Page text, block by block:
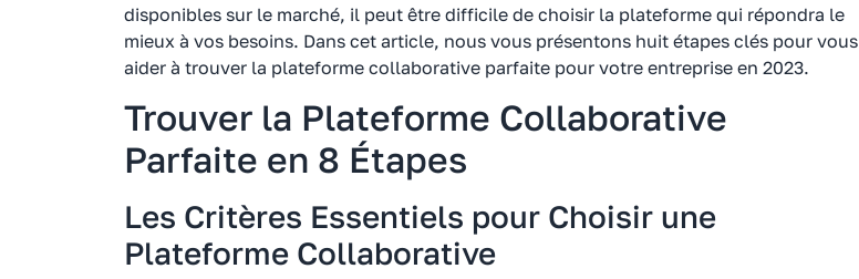
disponibles sur le marché, il peut être difficile de choisir la plateforme qui répondra le
mieux à vos besoins. Dans cet article, nous vous présentons huit étapes clés pour vous
aider à trouver la plateforme collaborative parfaite pour votre entreprise en 2023.
Trouver la Plateforme Collaborative
Parfaite en 8 Étapes
Les Critères Essentiels pour Choisir une
Plateforme Collaborative